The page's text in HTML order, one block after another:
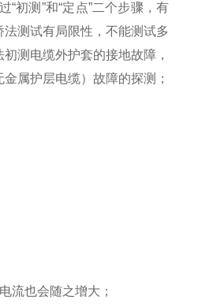
初测”和“定点”二个步骤，有
测试有局限性，不能测试多
测电缆外护套的接地故障，
属护层电缆）故障的探测；
流也会随之增大；